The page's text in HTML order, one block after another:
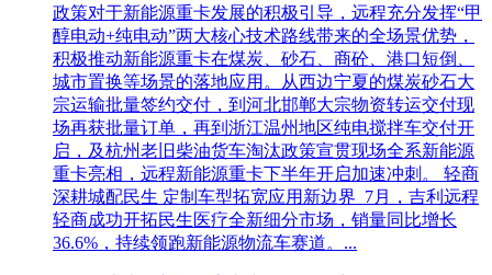
政策对于新能源重卡发展的积极引导，远程充分发挥“甲
醇电动+纯电动”两大核心技术路线带来的全场景优势，
积极推动新能源重卡在煤炭、砂石、商砼、港口短倒、
城市置换等场景的落地应用。从西边宁夏的煤炭砂石大
宗运输批量签约交付，到河北邯郸大宗物资转运交付现
场再获批量订单，再到浙江温州地区纯电搅拌车交付开
启，及杭州老旧柴油货车淘汰政策宣贯现场全系新能源
重卡亮相，远程新能源重卡下半年开启加速冲刺。 轻商
深耕城配民生 定制车型拓宽应用新边界 7月，吉利远程
轻商成功开拓民生医疗全新细分市场，销量同比增长
36.6%，持续领跑新能源物流车赛道。...